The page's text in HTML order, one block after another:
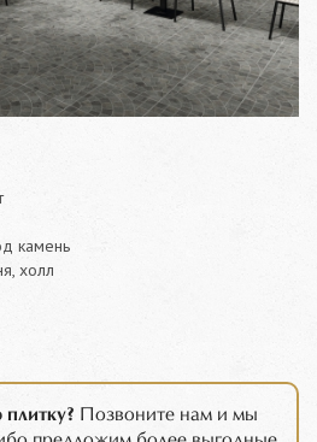
камень
холл
Позвоните нам и мы